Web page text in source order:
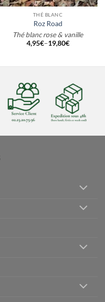
THÉ BLANC
Roz Road
Thé blanc rose & vanille
4,95€–19,80€